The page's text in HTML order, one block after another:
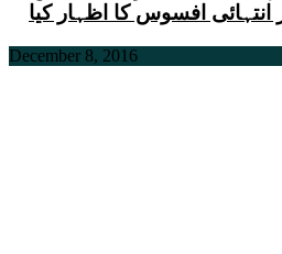
افسوس کا اظہار کیا
December 8, 2016